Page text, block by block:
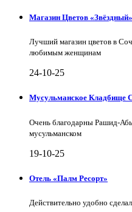
Магазин Цветов «Звёздный»
Лучший магазин цветов в
любимым женщинам
24-10-25
Мусульманское Кладбище
Очень благодарны Рашид-
мусульманском
19-10-25
Отель «Палм Ресорт»
Действительно удобно